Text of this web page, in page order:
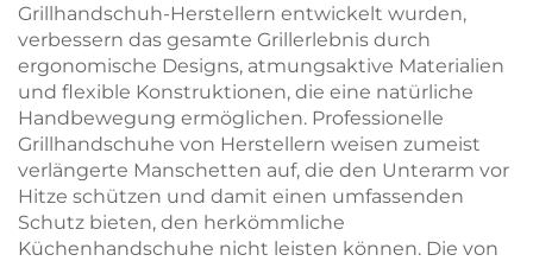
Grillhandschuh-Herstellern entwickelt wurden,
verbessern das gesamte Grillerlebnis durch
ergonomische Designs, atmungsaktive Materialien
und flexible Konstruktionen, die eine natürliche
Handbewegung ermöglichen. Professionelle
Grillhandschuhe von Herstellern weisen zumeist
verlängerte Manschetten auf, die den Unterarm vor
Hitze schützen und damit einen umfassenden
Schutz bieten, den herkömmliche
Küchenhandschuhe nicht leisten können. Die von